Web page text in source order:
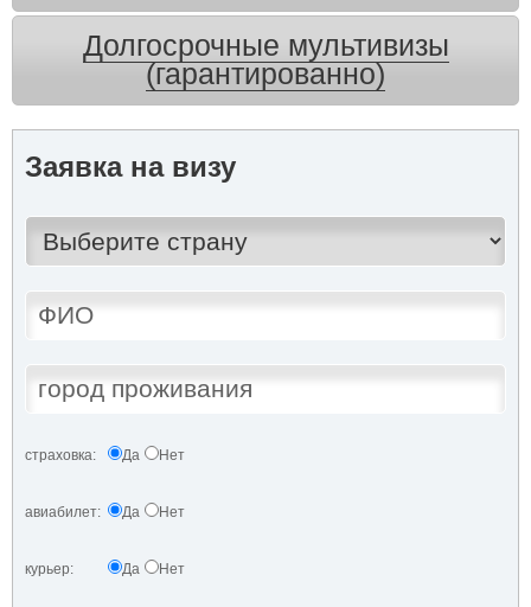
Долгосрочные мультивизы
(гарантированно)
Заявка на визу
страховка: Да Нет
авиабилет: Да Нет
курьер: Да Нет